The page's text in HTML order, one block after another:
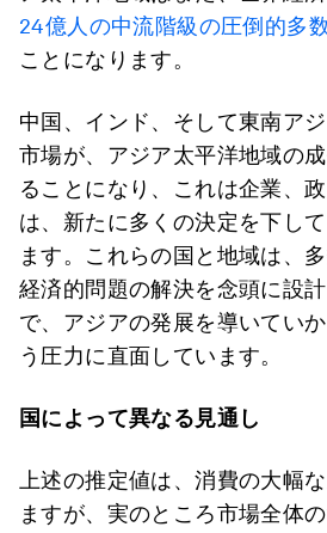
24億人の中流階級の圧倒的多
ことになります。
中国、インド、そして東南ア
市場が、アジア太平洋地域の
ることになり、これは企業、
は、新たに多くの決定を下し
ます。これらの国と地域は、
経済的問題の解決を念頭に設
で、アジアの発展を導いてい
う圧力に直面しています。
国によって異なる見通し
上述の推定値は、消費の大幅
ますが、実のところ市場全体